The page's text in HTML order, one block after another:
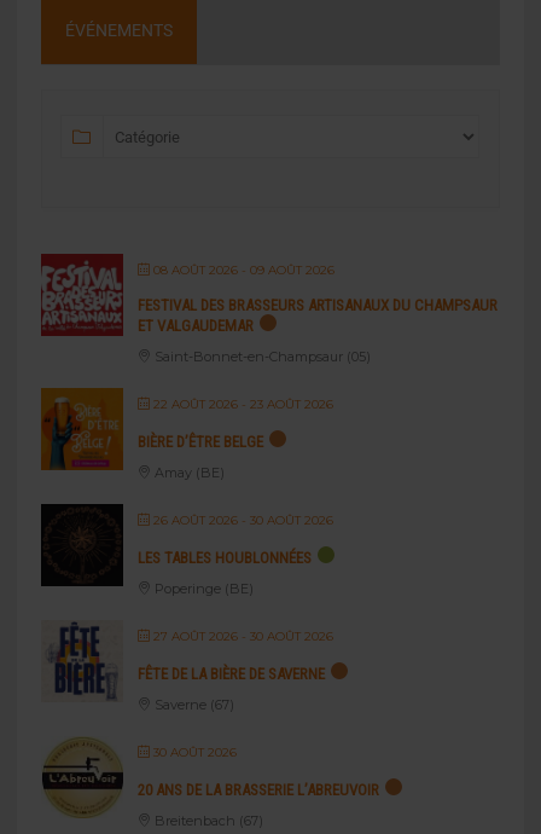
ÉVÉNEMENTS
08 AOÛT 2026- 09 AOÛT 2026
FESTIVAL DES BRASSEURS ARTISANAUX DU CHAMPSAUR
ET VALGAUDEMAR
Saint-Bonnet-en-Champsaur (05)
22 AOÛT 2026- 23 AOÛT 2026
BIÈRE D’ÊTRE BELGE
Amay (BE)
26 AOÛT 2026- 30 AOÛT 2026
LES TABLES HOUBLONNÉES
Poperinge (BE)
27 AOÛT 2026- 30 AOÛT 2026
FÊTE DE LA BIÈRE DE SAVERNE
Saverne (67)
30 AOÛT 2026
20 ANS DE LA BRASSERIE L’ABREUVOIR
Breitenbach (67)